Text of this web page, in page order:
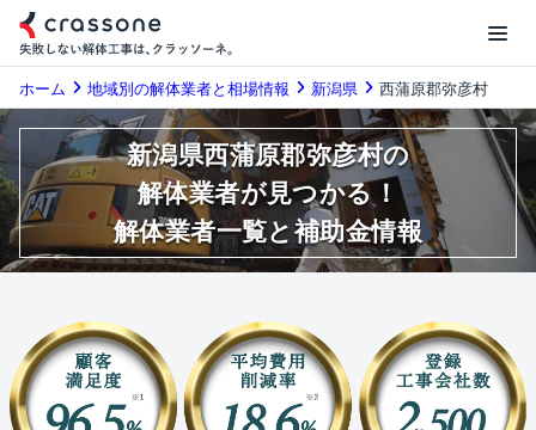
ホーム 地域別の解体業者と相場情報 新潟県 西蒲原郡弥彦村
新潟県西蒲原郡弥彦村の
解体業者が見つかる！
解体業者一覧と補助金情報